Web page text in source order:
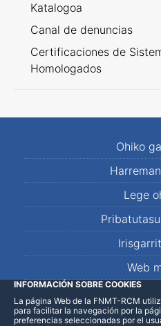
Katalogoa
Canal de denuncias
Certificaciones de
Homologados
Ohiko
Lege
Web
LinkedInFacebookWhatsApp
INFORMACIÓN SOBRE COOKIES
La página Web de la FNMT-RCM
para facilitar la navegación por la
preferencias seleccionadas por el